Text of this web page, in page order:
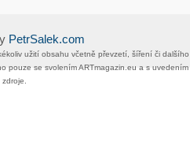
PetrSalek.com
užití obsahu včetně převzetí, šíření či dalšího
pouze se svolením ​ARTmagazin.eu​ ​a s uvedením
zdroje.